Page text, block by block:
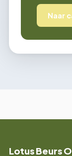
Naar
Lotus Beurs